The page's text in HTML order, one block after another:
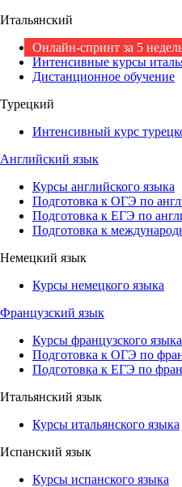
Итальянский
Онлайн-спринт за 5
Интенсивные курсы
Дистанционное обучение
Турецкий
Интенсивный курс
Английский язык
Курсы английского языка
Подготовка к ОГЭ по
Подготовка к ЕГЭ по
Подготовка к
Немецкий язык
Курсы немецкого языка
Французский язык
Курсы французского
Подготовка к ОГЭ по
Подготовка к ЕГЭ по
Итальянский язык
Курсы итальянского языка
Испанский язык
Курсы испанского языка